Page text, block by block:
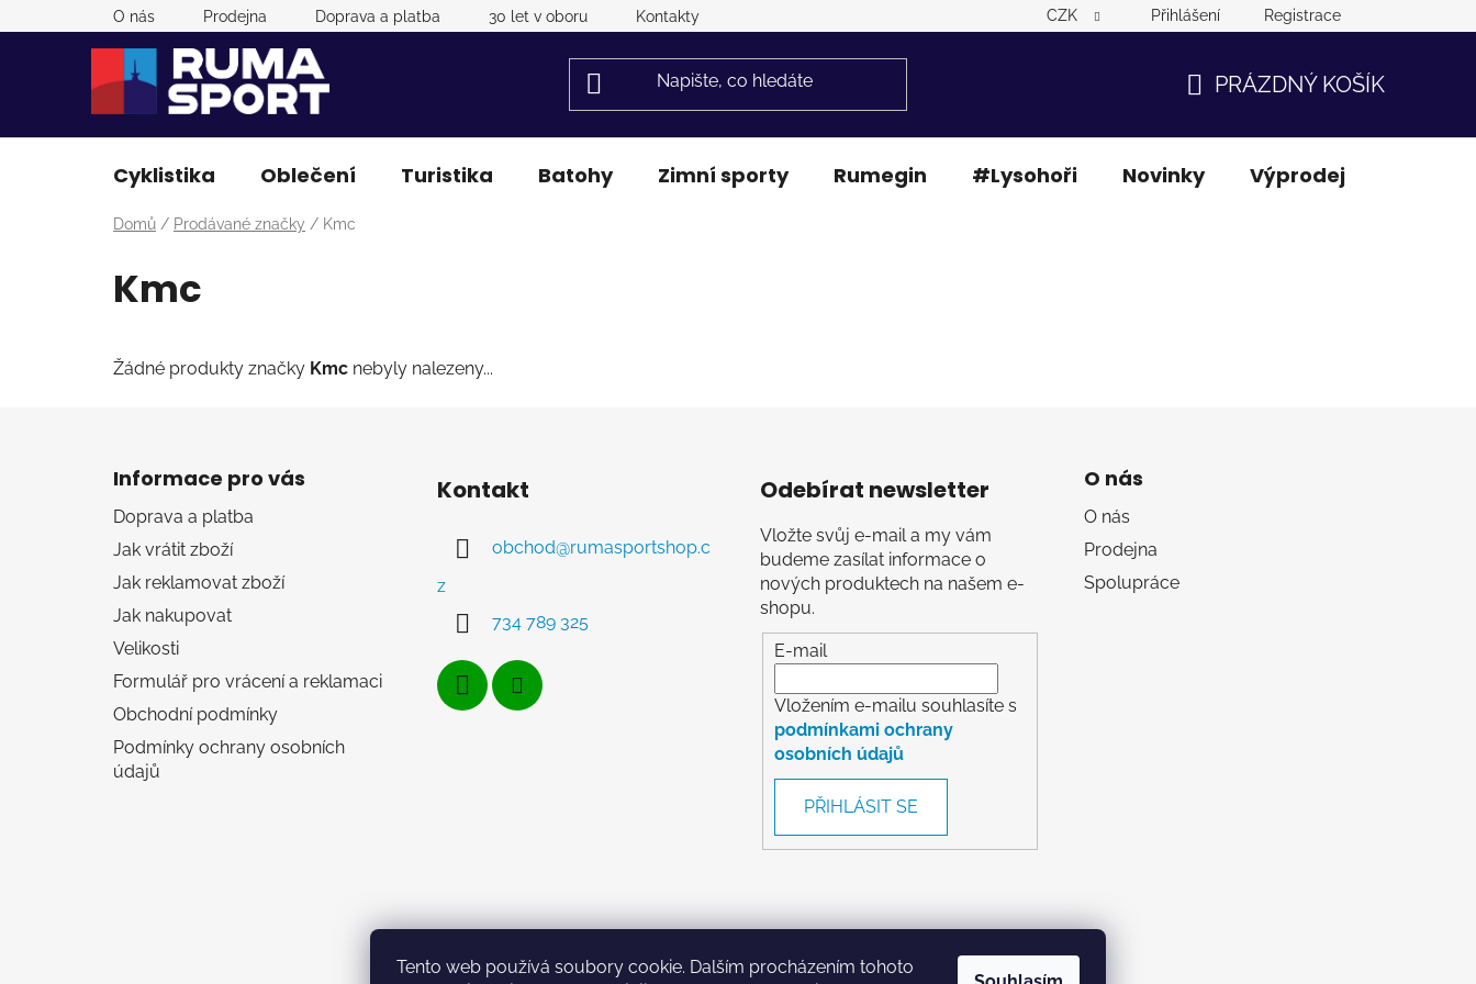
Tento web používá soubory cookie. Dalším procházením tohoto
na
O nás Prodejna Doprava a platba 30 let v oboru Kontakty CZK Přihlášení Registrace
KOŠÍK
PRÁZDNÝ KOŠÍK
Cyklistika Oblečení Turistika Batohy Zimní sporty Rumegin #Lysohoři Novinky Výprodej
Domů / Prodávané značky / Kmc
Kmc
Žádné produkty značky Kmc nebyly nalezeny...
Informace pro vás
Doprava a platba
Jak vrátit zboží
Jak reklamovat zboží
Jak nakupovat
Velikosti
Formulář pro vrácení a reklamaci
Obchodní podmínky
Podmínky ochrany osobních
údajů
Kontakt
obchod@rumasportshop.c
z
734 789 325
Odebírat newsletter
Vložte svůj e-mail a my vám
budeme zasílat informace o
nových produktech na našem e-
shopu.
E-mail
Vložením e-mailu souhlasíte s
podmínkami ochrany
osobních údajů
PŘIHLÁSIT SE
O nás
O nás
Prodejna
Spolupráce